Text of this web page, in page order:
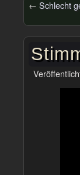
← Schlecht